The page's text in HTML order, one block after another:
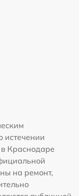
истечении
Краснодаре
на ремонт,